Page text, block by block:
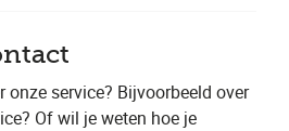
onze service? Bijvoorbeeld over
Of wil je weten hoe je